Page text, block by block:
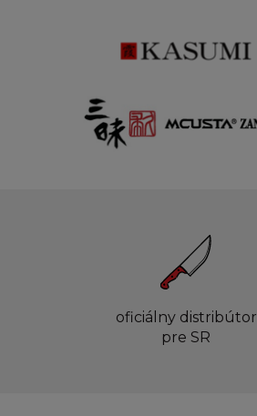
oficiálny distribútor
pre SR